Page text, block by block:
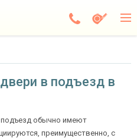
в подъезд в
обычно имеют
преимущественно, с